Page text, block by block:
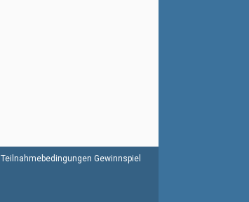
Teilnahmebedingungen Gewinnspiel